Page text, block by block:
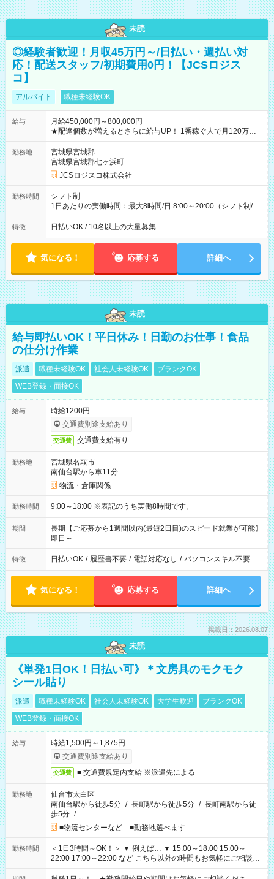
未読
◎経験者歓迎！月収45万円～/日払い・週払い対
応！配送スタッフ/初期費用0円！【JCSロジス
コ】
アルバイト 職種未経験OK
給与
月給450,000円～800,000円
★配達個数が増えるとさらに給与UP！ 1番稼ぐ人で月120万ほ
ど！ ・主要都市エリア 月収55万円／週5日稼働 月収65万~112
万円／週6日稼働 ・地方郊外エリア 月収40万円／週5日稼働 月
収40万円~50万円／週6日稼働 ＜モデルイメージ＞ ■月収50万
円 (27歳男性/江東区在住)※元建築関係 1日150個配達×25日勤務
(日休み) ■月収80万円(43歳男性/墨田区在住)※元営業 1日200個
勤務地
宮城県宮城郡
宮城県宮城郡七ヶ浜町
JCSロジスコ株式会社
勤務時間
シフト制
1日あたりの実働時間：最大8時間/日 8:00～20:00（シフト制/実
働8時間） ※週5日勤務（場所次第では週4も有り） ※配達状況
によって時間外での勤務可能性有り ※案件により多少の前後あ
特徴 日払いOK / 10名以上の大量募集
気になる！ 応募する 詳細へ
未読
給与即払いOK！平日休み！日勤のお仕事！食品
の仕分け作業
派遣 職種未経験OK 社会人未経験OK
ブランクOK
WEB登録・面接OK
給与
時給1200円
交通費別途支給あり
交通費 交通費支給有り
勤務地
宮城県名取市
南仙台駅から車11分
物流・倉庫関係
勤務時間 9:00～18:00 ※表記のうち実働8時間です。
期間
長期【ご応募から1週間以内(最短2日目)のスピード就業が可能】
即日～
特徴 日払いOK / 履歴書不要 / 電話対応なし / パソコンスキル不要
気になる！ 応募する 詳細へ
掲載日：2026.08.07
未読
《単発1日OK！日払い可》＊文房具のモクモク
シール貼り
派遣 職種未経験OK 社会人未経験OK 大学生歓迎
ブランクOK
WEB登録・面接OK
給与
時給1,500円～1,875円
交通費別途支給あり
交通費 ■ 交通費規定内支給 ※派遣先による
勤務地
仙台市太白区
南仙台駅から徒歩5分 / 長町駅から徒歩5分 / 長町南駅から徒
歩5分 / …
■物流センターなど ■勤務地選べます
勤務時間
＜1日3時間～OK！＞ ▼ 例えば… ▼ 15:00～18:00 15:00～
22:00 17:00～22:00 など こちら以外の時間もお気軽にご相談く
ださい！